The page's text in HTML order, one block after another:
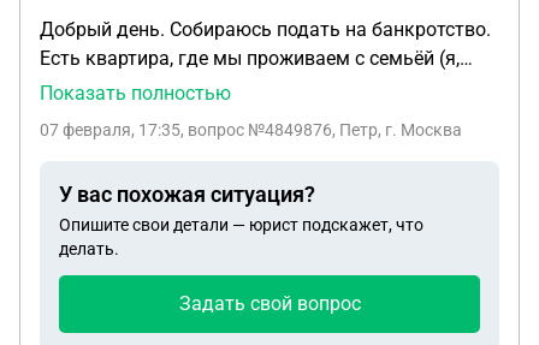
Добрый день. Собираюсь подать на банкротство.
Есть квартира, где мы проживаем с семьёй (я,
жена и совершенолетний сын) - совместная
квартире родителей, полученная ей в период
ли исключено это имущество(доля) из
конкурсной массы, а квартира признаны
единственным жильём?
Показать полностью
07 февраля, 17:35, вопрос №4849876, Петр, г. Москва
У вас похожая ситуация?
Опишите свои детали — юрист подскажет, что
делать.
Задать свой вопрос